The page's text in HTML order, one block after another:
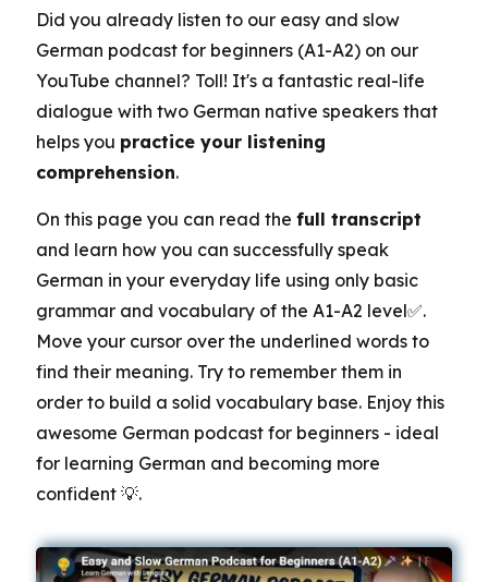
Did you already listen to our easy and slow
German podcast for beginners (A1-A2) on our
YouTube channel? Toll! It's a fantastic real-life
dialogue with two German native speakers that
helps you practice your listening
comprehension.
On this page you can read the full transcript
and learn how you can successfully speak
German in your everyday life using only basic
grammar and vocabulary of the A1-A2 level✅.
Move your cursor over the underlined words to
find their meaning. Try to remember them in
order to build a solid vocabulary base. Enjoy this
awesome German podcast for beginners - ideal
for learning German and becoming more
confident 💡.